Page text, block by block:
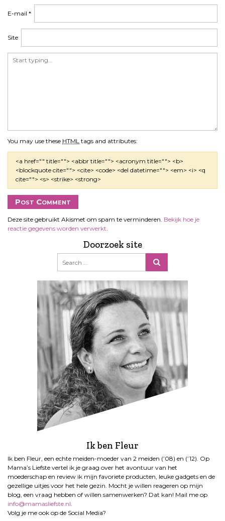
i
You may use these HTML tags and attributes:
<a href="" title=""> <abbr title=""> <acronym title=""> <b>
<blockquote cite=""> <cite> <code> <del datetime=""> <em> <i> <q
cite=""> <s> <strike> <strong>
E-mail *
Site
Deze site gebruikt Akismet om spam te verminderen. Bekijk hoe je
reactie gegevens worden verwerkt.
Doorzoek site
Ik ben Fleur
Ik ben Fleur, een echte meiden-moeder van 2 meiden (’08) en (’12). Op
Mama’s Liefste vertel ik je graag over het avontuur van het
moederschap en review ik mijn favoriete producten, leuke gadgets en de
gezellige uitjes voor het hele gezin. Mocht je willen reageren op mijn
blog, een vraag hebben of willen samenwerken? Dat kan! Mail me op
info@mamasliefste.nl.
Volg je me ook op de Social Media?